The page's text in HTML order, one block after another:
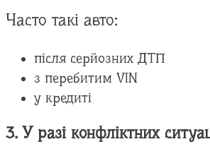
Часто такі авто:
після серйозних ДТП
з перебитим VIN
у кредиті
3. У разі конфліктних